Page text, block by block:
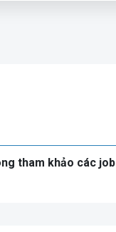
tham khảo các job